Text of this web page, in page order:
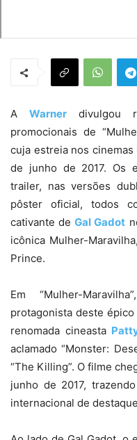
A Warner divulgou
promocionais de
cuja estreia nos cinemas
de junho de 2017. Os
trailer, nas versões
pôster oficial, todos
cativante deGal Gadot
icônica Mulher-
Prince.
Em “Mulher-
protagonista deste
renomada cineasta
aclamado “Monster:
“The Killing”. O filme
junho de 2017,
internacional de